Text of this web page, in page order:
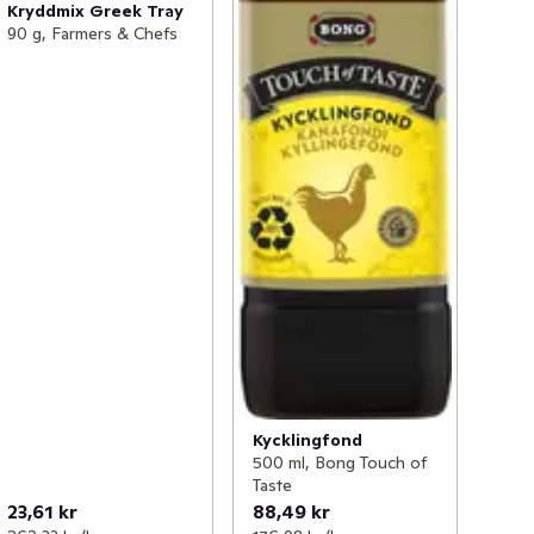
Kryddmix Greek Tray
90 g, Farmers & Chefs
23,61 kr
Kycklingfond
500 ml, Bong Touch of
Taste
88,49 kr